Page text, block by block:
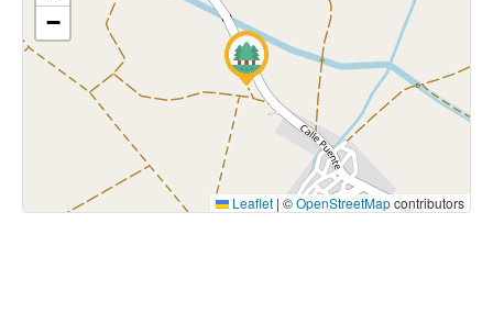
−
Leaflet | ©OpenStreetMapcontributors